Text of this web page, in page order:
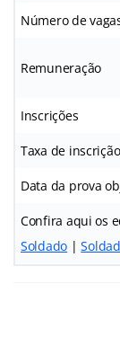
Número de
Remuneração
Inscrições
Taxa de inscrição
Data da prova
Confira aqui os
Soldado |